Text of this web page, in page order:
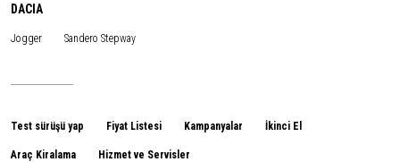
DACIA
Jogger Sandero Stepway
Test sürüşü yap Fiyat Listesi Kampanyalar İkinci El
Araç Kiralama Hizmet ve Servisler